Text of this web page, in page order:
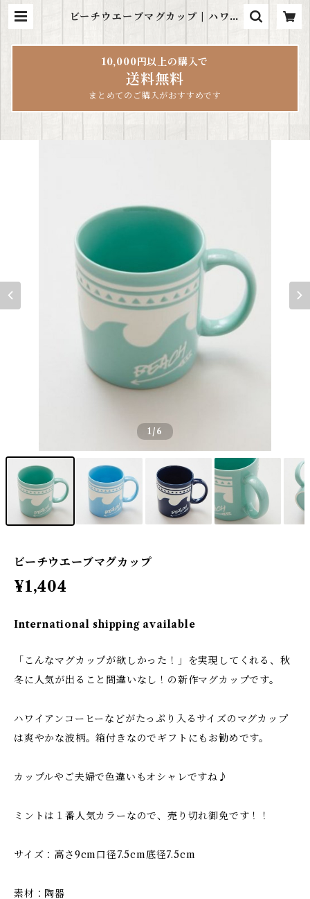
ビーチウエーブマグカップ | ハワイ
10,000円以上の購入で
送料無料
まとめてのご購入がおすすめです
1/6
ビーチウエーブマグカップ
¥1,404
International shipping available
「こんなマグカップが欲しかった！」を実現してくれる、秋
冬に人気が出ること間違いなし！の新作マグカップです。
ハワイアンコーヒーなどがたっぷり入るサイズのマグカップ
は爽やかな波柄。箱付きなのでギフトにもお勧めです。
カップルやご夫婦で色違いもオシャレですね♪
ミントは１番人気カラーなので、売り切れ御免です！！
サイズ：高さ9cm口径7.5cm底径7.5cm
素材：陶器